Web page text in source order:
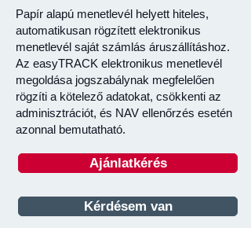
Papír alapú menetlevél helyett hiteles,
automatikusan rögzített elektronikus
menetlevél saját számlás áruszállításhoz.
Az easyTRACK elektronikus menetlevél
megoldása jogszabálynak megfelelően
rögzíti a kötelező adatokat, csökkenti az
adminisztrációt, és NAV ellenőrzés esetén
azonnal bemutatható.
Ajánlatkérés
Kérdésem van